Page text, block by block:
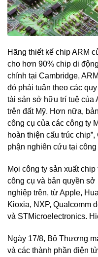
Hãng thiết kế chip ARM
cho hơn 90% chip di
chính tại Cambridge,
đó phải tuân theo các
tài sản sở hữu trí tuệ của
trên đất Mỹ. Hơn nữa,
công cụ của các công ty
hoàn thiện cấu trúc
phận nghiên cứu tại
Mọi công ty sản xuất
công cụ và bản quyền
nghiệp trên, từ Apple,
Kioxia, NXP, Qualcomm
và STMicroelectronics.
Ngày 17/8, Bộ Thương
và các thành phần điện